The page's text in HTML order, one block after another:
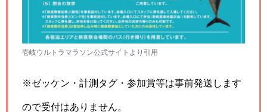
壱岐ウルトラマラソン公式サイトより引用
※ゼッケン・計測タグ・参加賞等は事前発送します
ので受付はありません。